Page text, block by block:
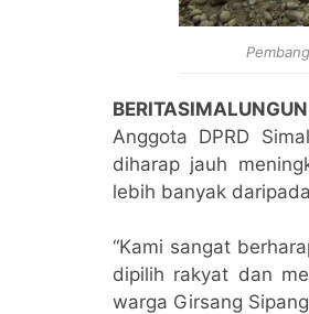
Anggota DPRD
diharap jauh
lebih banyak
“Kami sangat
dipilih rakyat dan
warga Girsang